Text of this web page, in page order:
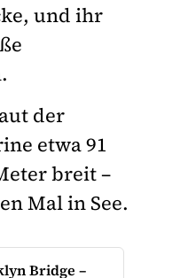
und ihr
der
etwa 91
breit –
Mal in See.
Bridge –